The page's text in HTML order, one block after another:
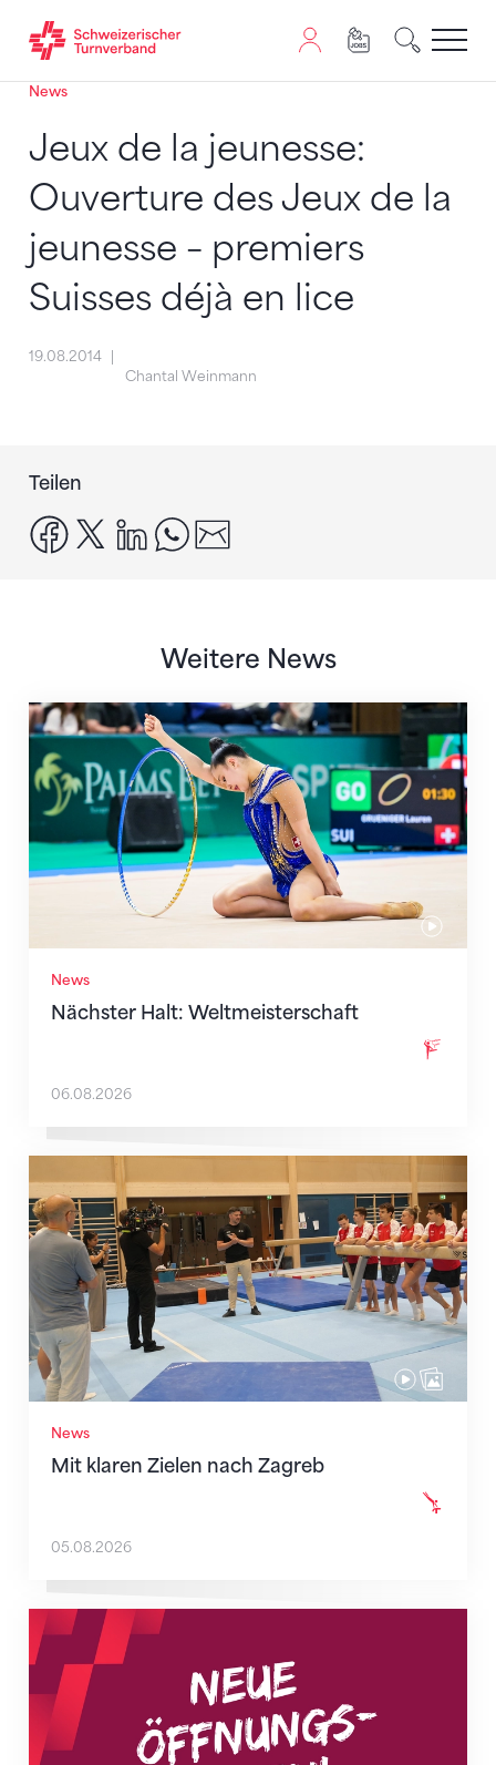
Zum Inhalt springen
Zur Sitemap navigieren
Zum Navigieren dieser Seite wird JavaScript benötigt.
News
Jeux de la jeunesse:
Ouverture des Jeux de la
jeunesse – premiers
Suisses déjà en lice
19.08.2014
Chantal Weinmann
Teilen
facebook
x linkedinwhatsapp
Weitere News
News
Nächster Halt: Weltmeisterschaft
Nächster Halt: Weltmeisterschaft
06.08.2026
News
Mit klaren Zielen nach Zagreb
Mit klaren Zielen nach Zagreb
05.08.2026
Neue Empfangszeiten ab 1. August 2026